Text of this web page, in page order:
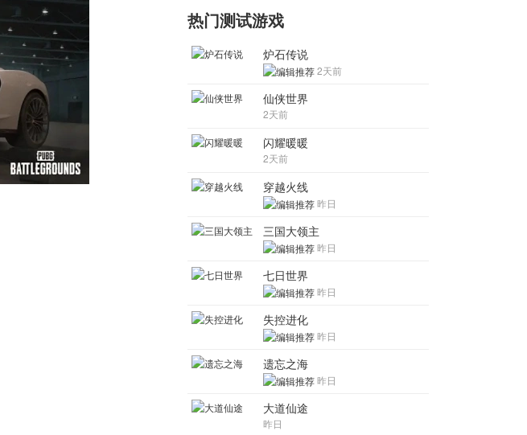
热门测试游戏
炉石传说
2天前
仙侠世界
2天前
闪耀暖暖
2天前
穿越火线
昨日
三国大领主
昨日
七日世界
昨日
失控进化
昨日
遗忘之海
昨日
大道仙途
昨日